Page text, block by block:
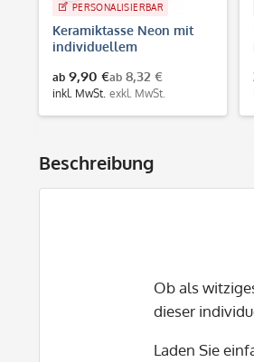
PERSONALISIERBAR
Keramiktasse Neon mit
individuellem
ab 9,90 €
inkl. MwSt.
ab 8,32 €
exkl. MwSt.
Beschreibung
Ob als
dieser
Laden Sie